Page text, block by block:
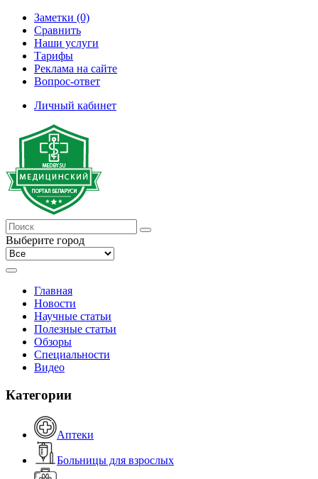
Заметки (0)
Сравнить
Наши услуги
Тарифы
Реклама на сайте
Вопрос-ответ
Личный кабинет
Выберите город
Главная
Новости
Научные статьи
Полезные статьи
Обзоры
Специальности
Видео
Категории
Аптеки
Больницы для взрослых